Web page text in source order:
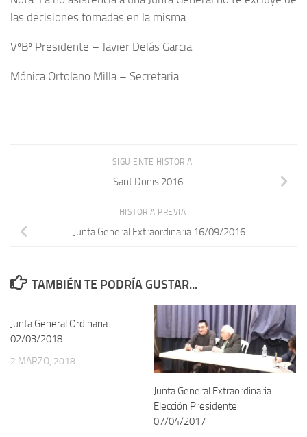
las decisiones tomadas en la misma.
VºBº Presidente – Javier Delás Garcia
Mónica Ortolano Milla – Secretaria
SIGUIENTE HISTORIA
Sant Donis 2016
HISTORIA PREVIA
Junta General Extraordinaria 16/09/2016
TAMBIÉN TE PODRÍA GUSTAR...
Junta General Ordinaria
02/03/2018
2 MARZO, 2018
Junta General Extraordinaria
Elección Presidente
07/04/2017